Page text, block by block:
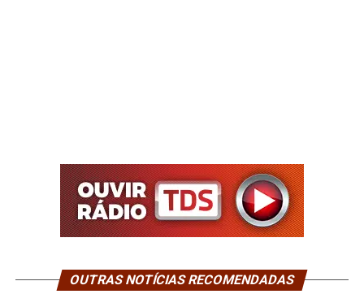
OUTRAS NOTÍCIAS RECOMENDADAS